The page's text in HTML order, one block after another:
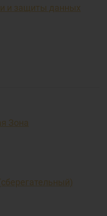
и защиты данных
Зона